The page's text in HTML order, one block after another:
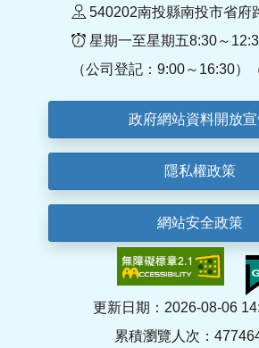
540202南投縣南投市省府
星期一至星期五8:30～
（公司登記：9:00～16:30）
政府網站資料開放
隱私權政策
網站安全政策
更新日期：2026-08-06
累積瀏覽人次：